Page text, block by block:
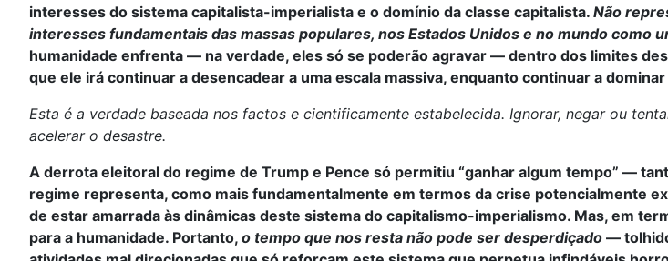
interesses do sistema capitalista-imperialista e o domínio da classe capitalista. Não
interesses fundamentais das massas populares, nos Estados Unidos e no mundo como
humanidade enfrenta — na verdade, eles só se poderão agravar — dentro dos limites
que ele irá continuar a desencadear a uma escala massiva, enquanto continuar a
Esta é a verdade baseada nos factos e cientificamente estabelecida. Ignorar, negar ou
acelerar o desastre.
A derrota eleitoral do regime de Trump e Pence só permitiu “ganhar algum tempo” —
regime representa, como mais fundamentalmente em termos da crise potencialmente
de estar amarrada às dinâmicas deste sistema do capitalismo-imperialismo. Mas, em
para a humanidade. Portanto, o tempo que nos resta não pode ser desperdiçado —